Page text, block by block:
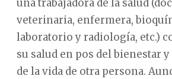
una trabajadora de la salud
veterinaria, enfermera,
laboratorio y radiología, etc.)
su salud en pos del bienestar
de la vida de otra persona.